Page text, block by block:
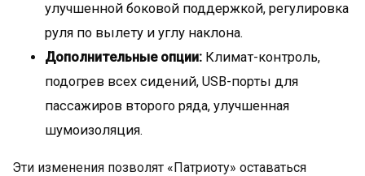
улучшенной боковой поддержкой, регулировка
руля по вылету и углу наклона.
Дополнительные опции: Климат-контроль,
подогрев всех сидений, USB-порты для
пассажиров второго ряда, улучшенная
шумоизоляция.
Эти изменения позволят «Патриоту» оставаться